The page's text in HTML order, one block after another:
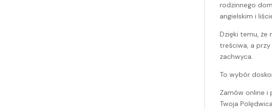
rodzinnego
angielskim i
Dzięki temu, że
treściwa, a
zachwyca.
To wybór
Zamów online i
Twoja